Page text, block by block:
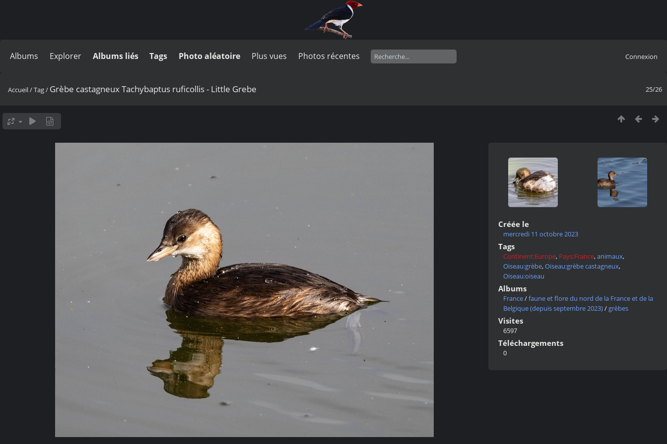
Albums Explorer Albums liés Tags Photo aléatoire Plus vues Photos récentes Connexion
25/26
Accueil/Tag/ Grèbe castagneux Tachybaptus ruficollis - Little Grebe
Créée le
mercredi 11 octobre 2023
Tags
Continent:Europe, Pays:France,animaux,
Oiseau:grèbe,Oiseau:grèbe castagneux,
Oiseau:oiseau
Albums
France/faune et flore du nord de la France et de la
Belgique (depuis septembre 2023)/grèbes
Visites
6597
Téléchargements
0